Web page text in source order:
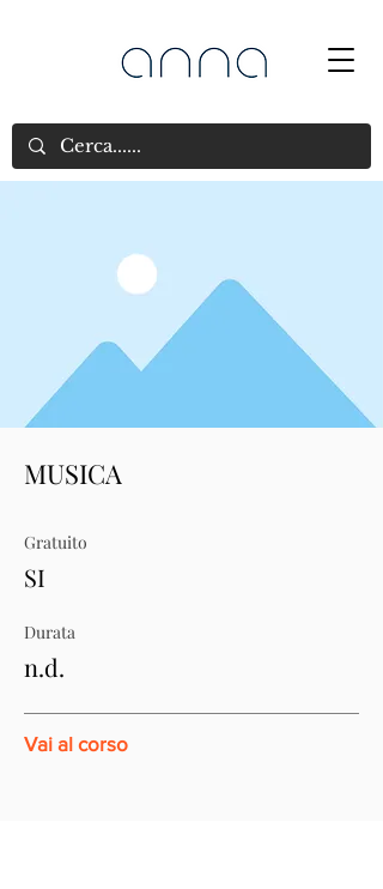
MUSICA
Gratuito
SI
Durata
n.d.
Vai al corso